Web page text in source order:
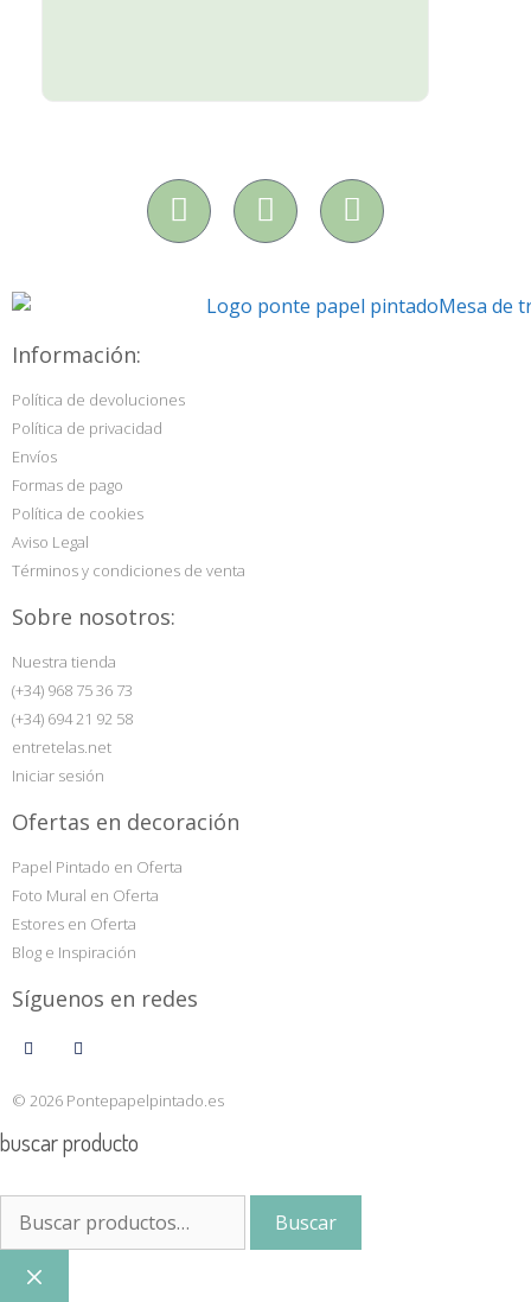
Información:
Política de devoluciones
Política de privacidad
Envíos
Formas de pago
Política de cookies
Aviso Legal
Términos y condiciones de venta
Sobre nosotros:
Nuestra tienda
(+34) 968 75 36 73
(+34) 694 21 92 58
entretelas.net
Iniciar sesión
Ofertas en decoración
Papel Pintado en Oferta
Foto Mural en Oferta
Estores en Oferta
Blog e Inspiración
Síguenos en redes
© 2026 Pontepapelpintado.es
buscar producto
Buscar